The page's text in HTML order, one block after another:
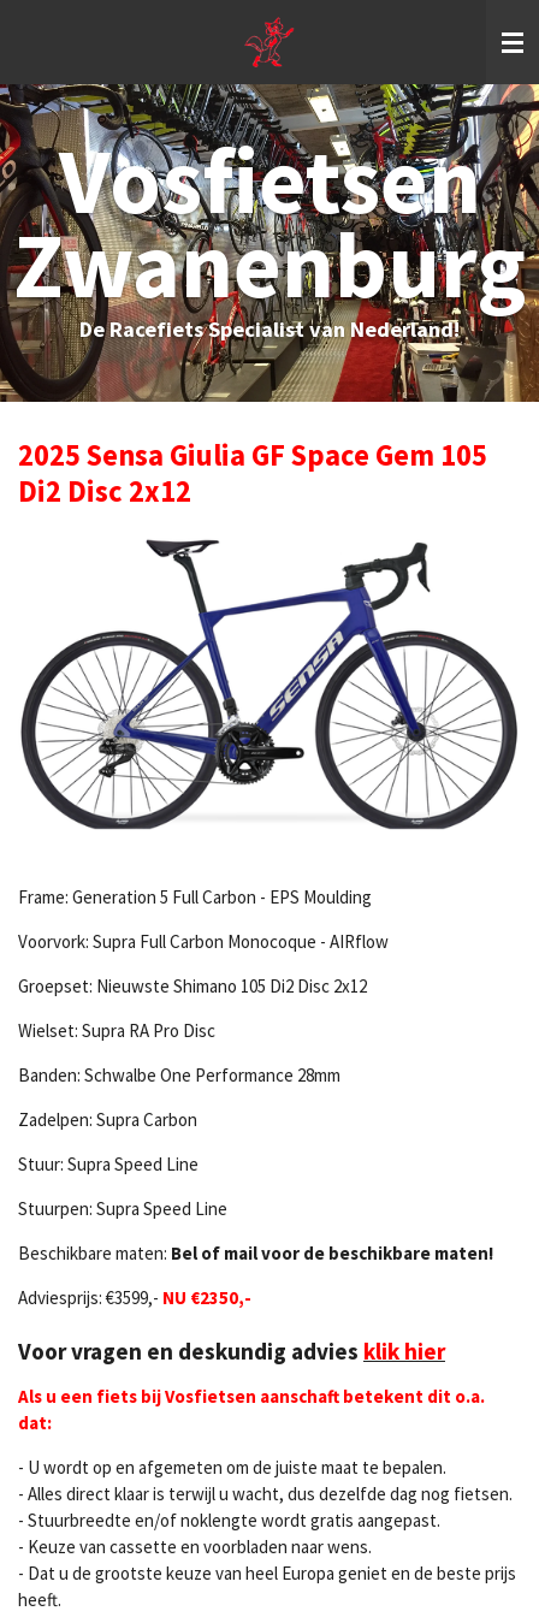
de
hoofdinhoud
Vosfietsen
Zwanenburg
De Racefiets Specialist van Nederland!
2025 Sensa Giulia GF Space Gem 105
Di2 Disc 2x12
Frame: Generation 5 Full Carbon - EPS Moulding
Voorvork: Supra Full Carbon Monocoque - AIRflow
Groepset: Nieuwste Shimano 105 Di2 Disc 2x12
Wielset: Supra RA Pro Disc
Banden: Schwalbe One Performance 28mm
Zadelpen: Supra Carbon
Stuur: Supra Speed Line
Stuurpen: Supra Speed Line
Beschikbare maten: Bel of mail voor de beschikbare maten!
Adviesprijs: €3599,- NU €2350,-
Voor vragen en deskundig advies klik hier
Als u een fiets bij Vosfietsen aanschaft betekent dit o.a.
dat:
- U wordt op en afgemeten om de juiste maat te bepalen.
- Alles direct klaar is terwijl u wacht, dus dezelfde dag nog fietsen.
- Stuurbreedte en/of noklengte wordt gratis aangepast.
- Keuze van cassette en voorbladen naar wens.
- Dat u de grootste keuze van heel Europa geniet en de beste prijs
heeft.